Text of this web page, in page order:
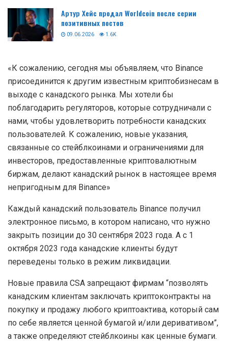
Артур Хейс продал Worldcoin после серии
позитивных постов
09.06.2026 1.6K
«К сожалению, сегодня мы объявляем, что Binance
присоединится к другим известным криптобизнесам в
выходе с канадского рынка. Мы хотели бы
поблагодарить регуляторов, которые сотрудничали с
нами, чтобы удовлетворить потребности канадских
пользователей. К сожалению, новые указания,
связанные со стейблкоинами и ограничениями для
инвесторов, предоставленные криптовалютным
биржам, делают канадский рынок в настоящее время
непригодным для Binance»
Каждый канадский пользователь Binance получил
электронное письмо, в котором написано, что нужно
закрыть позиции до 30 сентября 2023 года. А с 1
октября 2023 года канадские клиенты будут
переведены только в режим ликвидации.
Новые правила CSA запрещают фирмам “позволять
канадским клиентам заключать криптоконтракты на
покупку и продажу любого криптоактива, который сам
по себе является ценной бумагой и/или деривативом”,
а также определяют стейблкоины как ценные бумаги.